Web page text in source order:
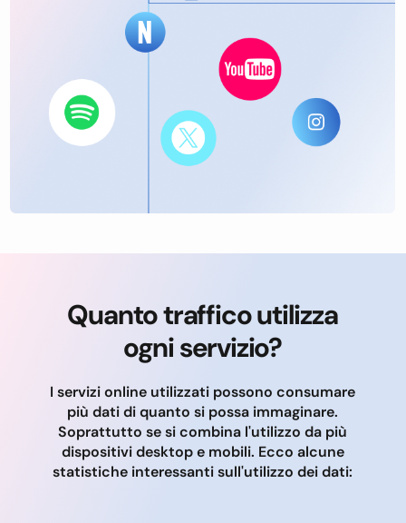
Quanto traffico utilizza
ogni servizio?
I servizi online utilizzati possono consumare
più dati di quanto si possa immaginare.
Soprattutto se si combina l'utilizzo da più
dispositivi desktop e mobili. Ecco alcune
statistiche interessanti sull'utilizzo dei dati: